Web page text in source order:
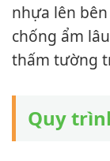
nhựa lên
chống ẩm
thấm tường
Quy